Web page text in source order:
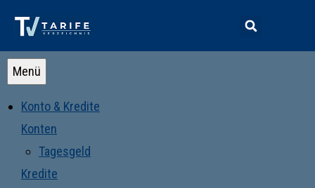
Menü
Konto & Kredite
Konten
Tagesgeld
Kredite